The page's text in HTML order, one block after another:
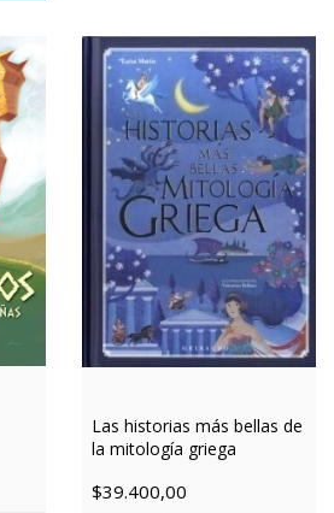
Las historias más bellas de
la mitología griega
$39.400,00